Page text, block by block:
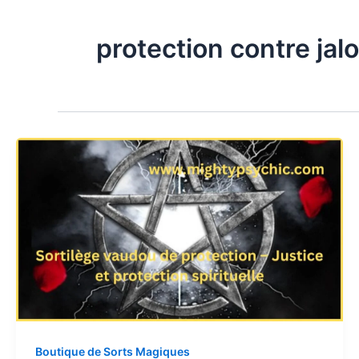
protection contre
Boutique de Sorts Magiques